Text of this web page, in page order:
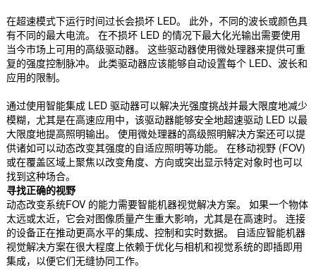
在超速模式下运行时间过长会损坏 LED。 此外，不同的波长或颜色具
有不同的最大电流。 在不损坏 LED 的情况下最大化光输出需要使用
当今市场上可用的高级驱动器。 这些驱动器使用微处理器来提供可重
复的强度控制脉冲。 此类驱动器应该能够自动设置每个 LED、波长和
应用的限制。
通过使用智能集成 LED 驱动器可以解决光强度挑战并最大限度地减少
模糊，尤其是在高速应用中，该驱动器能够安全地超速驱动 LED 以最
大限度地提高照明输出。 使用微处理器的高级照明解决方案还可以提
供诸如可以动态改变其强度的自适应照明等功能。 在移动视野 (FOV)
或在覆盖区域上聚焦以改变角度、方向或突出显示特定对象时也可以
找到这种场合。
寻找正确的视野
动态改变系统FOV 的能力需要智能机器视觉解决方案。 如果一个物体
太远或太近，它会对图像质量产生重大影响，尤其是在高速时。 连接
的设备正在推动更高水平的集成、控制和实时数据。 自适应智能机器
视觉解决方案在很大程度上依赖于优化与相机和视觉系统的即插即用
集成，以便它们无缝协同工作。